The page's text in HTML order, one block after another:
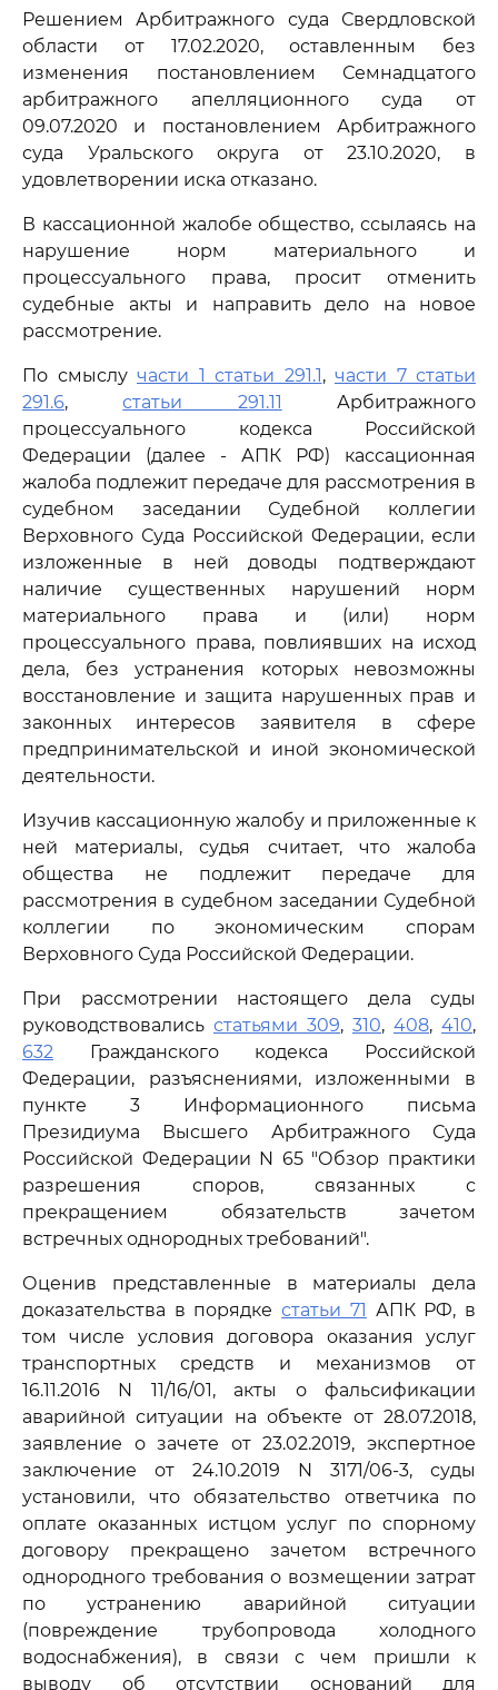
Решением Арбитражного суда Свердловской
области от 17.02.2020, оставленным без
изменения постановлением Семнадцатого
арбитражного апелляционного суда от
09.07.2020 и постановлением Арбитражного
суда Уральского округа от 23.10.2020, в
удовлетворении иска отказано.
В кассационной жалобе общество, ссылаясь на
нарушение норм материального и
процессуального права, просит отменить
судебные акты и направить дело на новое
рассмотрение.
По смыслу части 1 статьи 291.1, части 7 статьи
291.6,статьи 291.11 Арбитражного
процессуального кодекса Российской
Федерации (далее - АПК РФ) кассационная
жалоба подлежит передаче для рассмотрения в
судебном заседании Судебной коллегии
Верховного Суда Российской Федерации, если
изложенные в ней доводы подтверждают
наличие существенных нарушений норм
материального права и (или) норм
процессуального права, повлиявших на исход
дела, без устранения которых невозможны
восстановление и защита нарушенных прав и
законных интересов заявителя в сфере
предпринимательской и иной экономической
деятельности.
Изучив кассационную жалобу и приложенные к
ней материалы, судья считает, что жалоба
общества не подлежит передаче для
рассмотрения в судебном заседании Судебной
коллегии по экономическим спорам
Верховного Суда Российской Федерации.
При рассмотрении настоящего дела суды
руководствовались статьями 309, 310, 408, 410,
632 Гражданского кодекса Российской
Федерации, разъяснениями, изложенными в
пункте 3 Информационного письма
Президиума Высшего Арбитражного Суда
Российской Федерации N 65 "Обзор практики
разрешения споров, связанных с
прекращением обязательств зачетом
встречных однородных требований".
Оценив представленные в материалы дела
доказательства в порядкестатьи 71 АПК РФ, в
том числе условия договора оказания услуг
транспортных средств и механизмов от
16.11.2016 N 11/16/01, акты о фальсификации
аварийной ситуации на объекте от 28.07.2018,
заявление о зачете от 23.02.2019, экспертное
заключение от 24.10.2019 N 3171/06-3, суды
установили, что обязательство ответчика по
оплате оказанных истцом услуг по спорному
договору прекращено зачетом встречного
однородного требования о возмещении затрат
по устранению аварийной ситуации
(повреждение трубопровода холодного
водоснабжения), в связи с чем пришли к
выводу об отсутствии оснований для